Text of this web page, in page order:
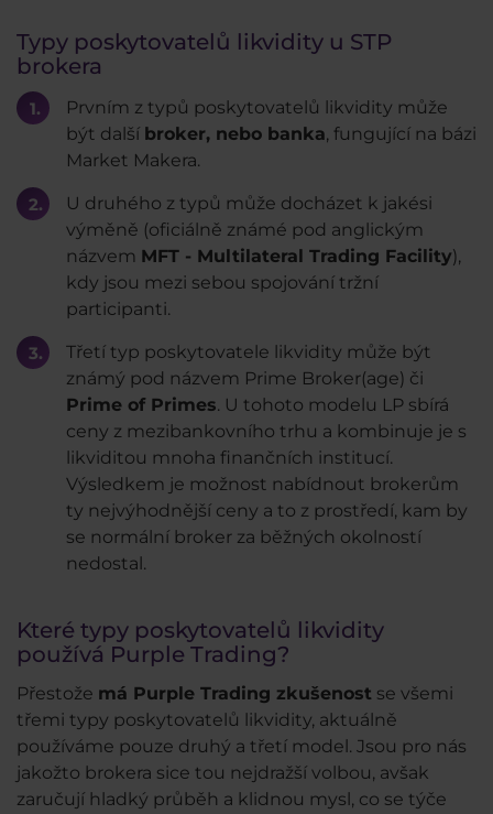
Typy poskytovatelů likvidity u STP
brokera
Prvním z typů poskytovatelů likvidity může
být další broker, nebo banka, fungující na bázi
Market Makera.
U druhého z typů může docházet k jakési
výměně (oficiálně známé pod anglickým
názvem MFT - Multilateral Trading Facility),
kdy jsou mezi sebou spojování tržní
participanti.
Třetí typ poskytovatele likvidity může být
známý pod názvem Prime Broker(age) či
Prime of Primes. U tohoto modelu LP sbírá
ceny z mezibankovního trhu a kombinuje je s
likviditou mnoha finančních institucí.
Výsledkem je možnost nabídnout brokerům
ty nejvýhodnější ceny a to z prostředí, kam by
se normální broker za běžných okolností
nedostal.
Které typy poskytovatelů likvidity
používá Purple Trading?
Přestože má Purple Trading zkušenost se všemi
třemi typy poskytovatelů likvidity, aktuálně
používáme pouze druhý a třetí model. Jsou pro nás
jakožto brokera sice tou nejdražší volbou, avšak
zaručují hladký průběh a klidnou mysl, co se týče